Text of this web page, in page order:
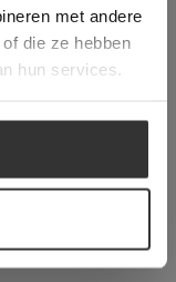
met andere
die ze hebben
hun services.